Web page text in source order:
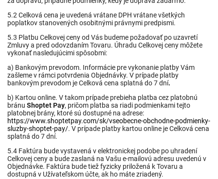
5.2 Celková cena je uvedená vrátane DPH vrátane všetkých
poplatkov stanovených osobitnými právnymi predpismi.
5.3 Platbu Celkovej ceny od Vás budeme požadovať po uzavretí
Zmluvy a pred odovzdaním Tovaru. Úhradu Celkovej ceny môžete
vykonať nasledujúcimi spôsobmi:
a) Bankovým prevodom. Informácie pre vykonanie platby Vám
zašleme v rámci potvrdenia Objednávky. V prípade platby
bankovým prevodom je Celková cena splatná do 7 dní.
b) Kartou online. V takom prípade prebieha platba cez platobnú
bránu Shoptet Pay, pričom platba sa riadi podmienkami tejto
platobnej brány, ktoré sú dostupné na adrese:
https://www.shoptetpay.com/sk/vseobecne-obchodne-podmienky-
sluzby-shoptet-pay/. V prípade platby kartou online je Celková cena
splatná do 7 dní.
5.4 Faktúra bude vystavená v elektronickej podobe po uhradení
Celkovej ceny a bude zaslaná na Vašu e-mailovú adresu uvedenú v
Objednávke. Faktúra bude tiež fyzicky priložená k Tovaru a
dostupná v Užívateľskom účte, ak ho máte zriadený.